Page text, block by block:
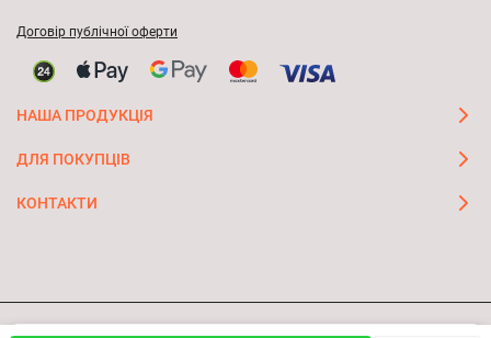
Договір публічної оферти
НАША ПРОДУКЦІЯ
ДЛЯ ПОКУПЦІВ
КОНТАКТИ